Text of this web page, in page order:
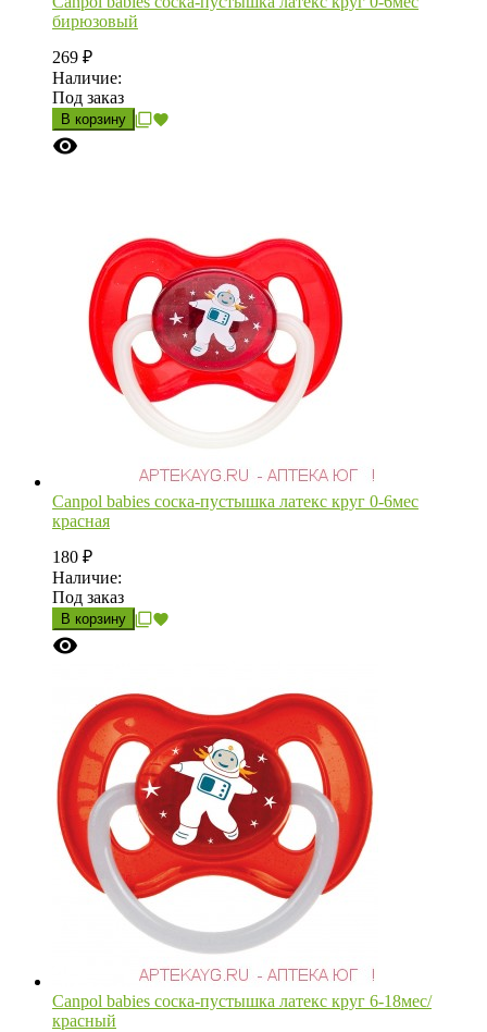
бирюзовый
269 ₽
Наличие:
Под заказ
В корзину
Canpol babies соска-пустышка латекс круг 0-6мес
красная
180 ₽
Наличие:
Под заказ
В корзину
Canpol babies соска-пустышка латекс круг 6-18мес/
красный